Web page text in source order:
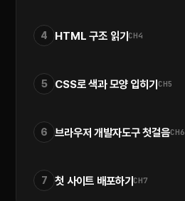
4 HTML 구조 읽기CH4
5 CSS로 색과 모양 입히기CH5
6 브라우저 개발자도구 첫걸음CH6
7 첫 사이트 배포하기CH7